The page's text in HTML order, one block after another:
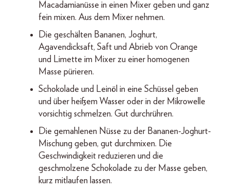
Macadamianüsse in einen Mixer geben und ganz
fein mixen. Aus dem Mixer nehmen.
Die geschälten Bananen, Joghurt,
Agavendicksaft, Saft und Abrieb von Orange
und Limette im Mixer zu einer homogenen
Masse pürieren.
Schokolade und Leinöl in eine Schüssel geben
und über heißem Wasser oder in der Mikrowelle
vorsichtig schmelzen. Gut durchrühren.
Die gemahlenen Nüsse zu der Bananen-­Joghurt-
Mischung geben, gut durchmixen. Die
Geschwindigkeit reduzieren und die
geschmolzene Schokolade zu der Masse geben,
kurz mitlaufen lassen.